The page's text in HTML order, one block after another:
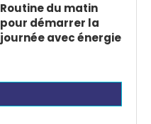
Routine du matin
pour démarrer la
journée avec énergie